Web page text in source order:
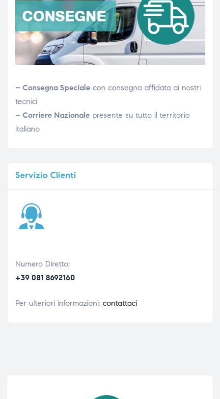
– Consegna Specialecon consegna affidata ai nostri
tecnici
– Corriere Nazionalepresente su tutto il territorio
italiano
ServizioClienti
Numero Diretto:
+39 081 8692160
Per ulteriori informazioni: contattaci